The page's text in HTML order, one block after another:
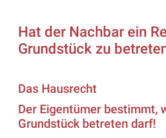
Hat der Nachbar ein
Grundstück zu
Das Hausrecht
Der Eigentümer bestimmt,
Grundstück betreten darf!